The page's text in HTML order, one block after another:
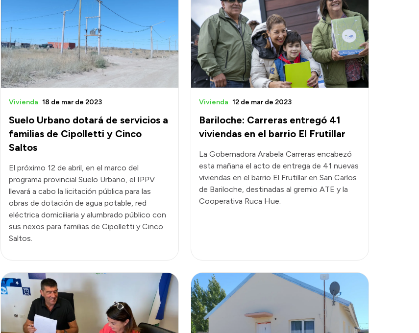
Suelo Urbano dotará de servicios a
familias de Cipolletti y Cinco
Saltos
Vivienda 18 de mar de 2023
El próximo 12 de abril, en el marco del
programa provincial Suelo Urbano, el IPPV
llevará a cabo la licitación pública para las
obras de dotación de agua potable, red
eléctrica domiciliaria y alumbrado público con
sus nexos para familias de Cipolletti y Cinco
Saltos.
Bariloche: Carreras entregó 41
viviendas en el barrio El Frutillar
Vivienda 12 de mar de 2023
La Gobernadora Arabela Carreras encabezó
esta mañana el acto de entrega de 41 nuevas
viviendas en el barrio El Frutillar en San Carlos
de Bariloche, destinadas al gremio ATE y la
Cooperativa Ruca Hue.